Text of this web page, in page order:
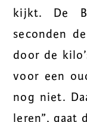
kijkt. De
seconden
door de
voor een
nog niet.
leren”, gaat